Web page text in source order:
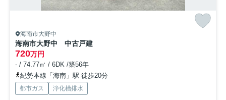
海南市大野中
海南市大野中 中古戸建
720万円
- / 74.77㎡ / 6DK /築56年
紀勢本線「海南」駅 徒歩20分
都市ガス 浄化槽排水